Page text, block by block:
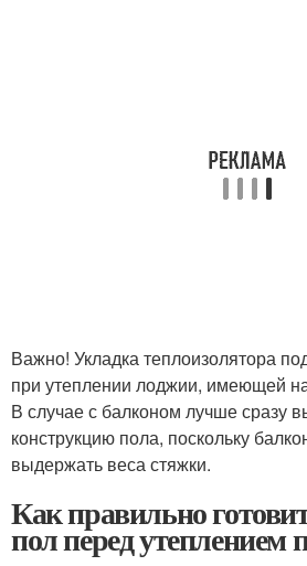
Важно! Укладка теплоизолятора
при утеплении лоджии, имеющей
В случае с балконом лучше сразу
конструкцию пола, поскольку
выдержать веса стяжки.
Как правильно
пол перед утеплением